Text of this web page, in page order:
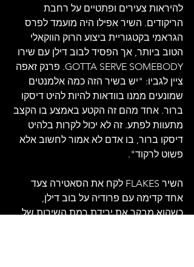
להיראות צעירים ופתטיים על רחבת
הריקודים. השיר אפילו היה מועמד לפרס
הגראמי בקטגוריית ביצוע הרוק הווקאלי
הטוב ביותר, אך הפסיד לבוב דילן עם שירו
GOTTA SERVE SOMEBODY. פרנק זאפה
ציין לגביו: "יש בשיר הזה כמה אלמנטים
שמונעים ממנו בוודאות להיות להיט דיסקו
ברור. אחד מהם זה הקטע באמצע בו הקצב
מתעוות לפתע. זה לא יכול לקרות בלהיט
דיסקו ברור, בו אדם לא אמור לחשוב אלא
פשוט לרקוד".
השיר FLAKES לקח את הסאטירה צעד
אחד קדימה עם פרודיה על בוב דילן,
כשהוא מבקר את ירידת רמת השירות של